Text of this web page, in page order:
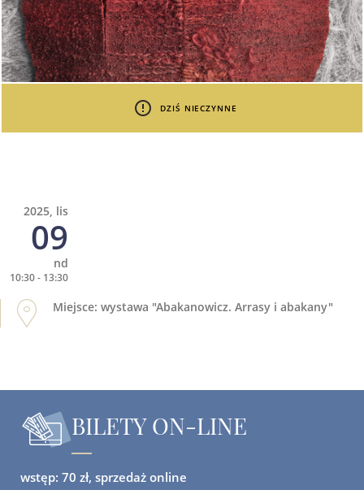
DZIŚ NIECZYNNE
2025, lis
09
nd
10:30 - 13:30
Miejsce: wystawa "Abakanowicz. Arrasy i abakany"
BILETY ON-LINE
wstęp: 70 zł, sprzedaż online